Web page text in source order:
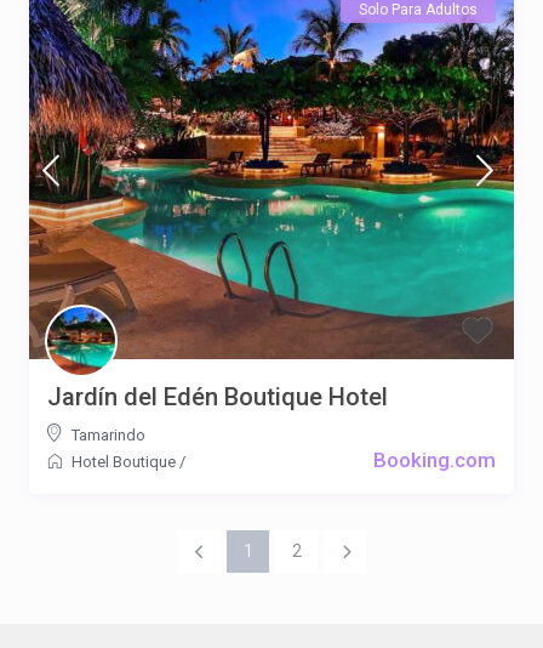
Solo Para Adultos
Booking.com
Jardín del Edén Boutique Hotel
Tamarindo
Hotel Boutique /
1 2